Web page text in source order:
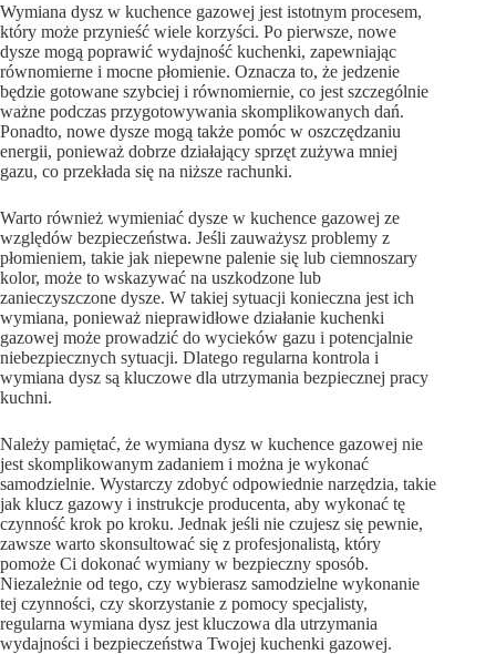
Wymiana dysz w kuchence gazowej jest istotnym procesem,
który może przynieść wiele korzyści. Po pierwsze, nowe
dysze mogą poprawić wydajność kuchenki, zapewniając
równomierne i mocne płomienie. Oznacza to, że jedzenie
będzie gotowane szybciej i równomiernie, co jest szczególnie
ważne podczas przygotowywania skomplikowanych dań.
Ponadto, nowe dysze mogą także pomóc w oszczędzaniu
energii, ponieważ dobrze działający sprzęt zużywa mniej
gazu, co przekłada się na niższe rachunki.
Warto również wymieniać dysze w kuchence gazowej ze
względów bezpieczeństwa. Jeśli zauważysz problemy z
płomieniem, takie jak niepewne palenie się lub ciemnoszary
kolor, może to wskazywać na uszkodzone lub
zanieczyszczone dysze. W takiej sytuacji konieczna jest ich
wymiana, ponieważ nieprawidłowe działanie kuchenki
gazowej może prowadzić do wycieków gazu i potencjalnie
niebezpiecznych sytuacji. Dlatego regularna kontrola i
wymiana dysz są kluczowe dla utrzymania bezpiecznej pracy
kuchni.
Należy pamiętać, że wymiana dysz w kuchence gazowej nie
jest skomplikowanym zadaniem i można je wykonać
samodzielnie. Wystarczy zdobyć odpowiednie narzędzia, takie
jak klucz gazowy i instrukcje producenta, aby wykonać tę
czynność krok po kroku. Jednak jeśli nie czujesz się pewnie,
zawsze warto skonsultować się z profesjonalistą, który
pomoże Ci dokonać wymiany w bezpieczny sposób.
Niezależnie od tego, czy wybierasz samodzielne wykonanie
tej czynności, czy skorzystanie z pomocy specjalisty,
regularna wymiana dysz jest kluczowa dla utrzymania
wydajności i bezpieczeństwa Twojej kuchenki gazowej.